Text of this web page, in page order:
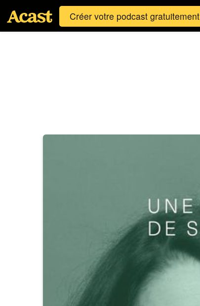
Créer votre podcast gratuitement